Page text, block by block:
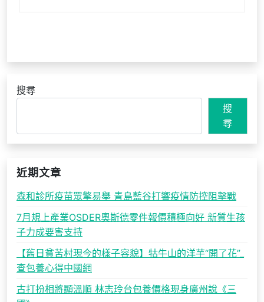
搜尋
搜
尋
近期文章
森和診所疫苗眾擎易舉 青島藍谷打響疫情防控阻擊戰
7月規上產業OSDER奧斯德零件報價積極向好 新質生孩
子力成要害支持
【舊日貧苦村現今的樣子容貌】牯牛山的洋芋“開了花”_
查包養心得中國網
古打扮相將顯溫順 林志玲台包養價格現身廣州說《三